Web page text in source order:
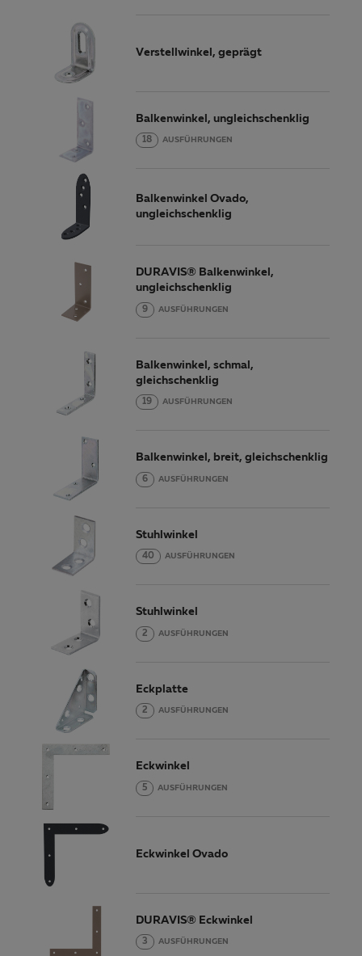
Verstellwinkel, geprägt
Balkenwinkel, ungleichschenklig
18 AUSFÜHRUNGEN
Balkenwinkel Ovado,
ungleichschenklig
DURAVIS® Balkenwinkel,
ungleichschenklig
9 AUSFÜHRUNGEN
Balkenwinkel, schmal,
gleichschenklig
19 AUSFÜHRUNGEN
Balkenwinkel, breit, gleichschenklig
6 AUSFÜHRUNGEN
Stuhlwinkel
40 AUSFÜHRUNGEN
Stuhlwinkel
2 AUSFÜHRUNGEN
Eckplatte
2 AUSFÜHRUNGEN
Eckwinkel
5 AUSFÜHRUNGEN
Eckwinkel Ovado
DURAVIS® Eckwinkel
3 AUSFÜHRUNGEN